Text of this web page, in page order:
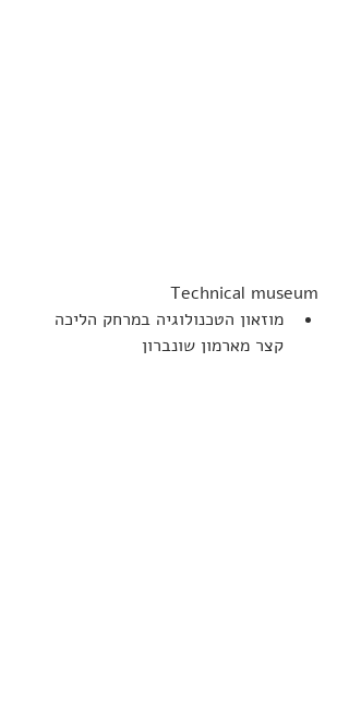
Technical museum
מוזאון הטכנולוגיה במרחק הליכה
קצר מארמון שונברון